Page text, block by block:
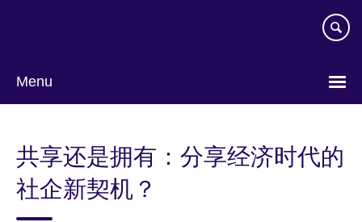
Menu
language
共享还是拥有：分享经济时代的
社企新契机？